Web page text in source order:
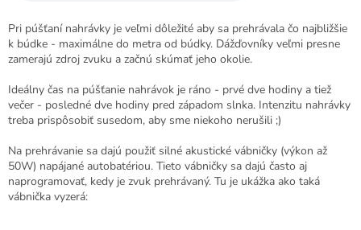
Pri púšťaní nahrávky je veľmi dôležité aby sa prehrávala čo najbližšie
k búdke - maximálne do metra od búdky. Dážďovníky veľmi presne
zamerajú zdroj zvuku a začnú skúmať jeho okolie.
Ideálny čas na púšťanie nahrávok je ráno - prvé dve hodiny a tiež
večer - posledné dve hodiny pred západom slnka. Intenzitu nahrávky
treba prispôsobiť susedom, aby sme niekoho nerušili ;)
Na prehrávanie sa dajú použiť silné akustické vábničky (výkon až
50W) napájané autobatériou. Tieto vábničky sa dajú často aj
naprogramovať, kedy je zvuk prehrávaný. Tu je ukážka ako taká
vábnička vyzerá: